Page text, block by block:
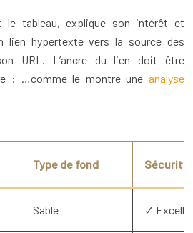
le tableau, explique son intérêt et
lien hypertexte vers la source des
URL. L’ancre du lien doit être
: …comme le montre une analyse
Type de fond Sécurité
Sable ✓